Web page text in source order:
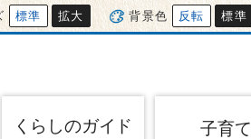
標準 拡大 背景色 反転 標準
くらしのガイド 子育て